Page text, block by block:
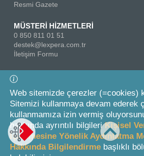
Resmi Gazete
MÜSTERİ HİZMETLERİ
0 850 811 01 51
destek@lexpera.com.tr
İletişim Formu
Bizi Takip Edin
© 2026 On İki Levha Yayıncılık A.Ş.
Web sitemizde çerezler (=cookies)
Sitemizi kullanmaya devam ederek
kullanmamıza izin vermiş
hakkında ayrıntılı bilgileriKişisel
İşlenmesine Yönelik Aydınlatma
Hakkında Bilgilendirme başlıklı